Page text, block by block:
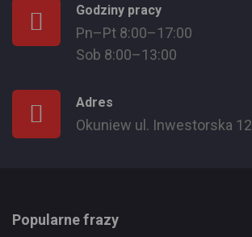
Godziny pracy
Pn–Pt 8:00–17:00
Sob 8:00–13:00
Adres
Okuniew ul. Inwestorska 12
Popularne frazy